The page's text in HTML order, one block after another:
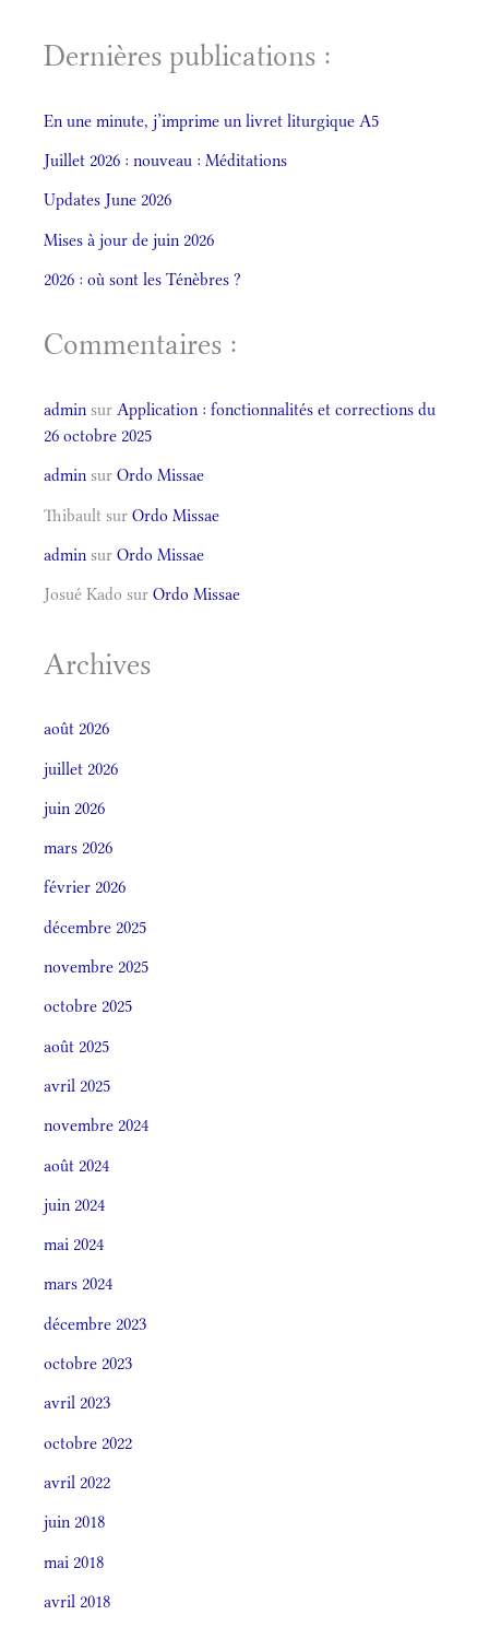
Dernières publications :
En une minute, j’imprime un livret liturgique A5
Juillet 2026 : nouveau : Méditations
Updates June 2026
Mises à jour de juin 2026
2026 : où sont les Ténèbres ?
Commentaires :
admin sur Application : fonctionnalités et corrections du
26 octobre 2025
admin sur Ordo Missae
Thibault sur Ordo Missae
admin sur Ordo Missae
Josué Kado sur Ordo Missae
Archives
août 2026
juillet 2026
juin 2026
mars 2026
février 2026
décembre 2025
novembre 2025
octobre 2025
août 2025
avril 2025
novembre 2024
août 2024
juin 2024
mai 2024
mars 2024
décembre 2023
octobre 2023
avril 2023
octobre 2022
avril 2022
juin 2018
mai 2018
avril 2018